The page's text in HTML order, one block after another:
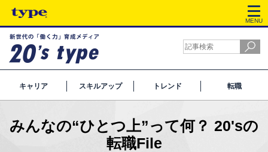
MENU
キャリア スキルアップ トレンド 転職
みんなの“ひとつ上”って何？ 20'sの
転職File